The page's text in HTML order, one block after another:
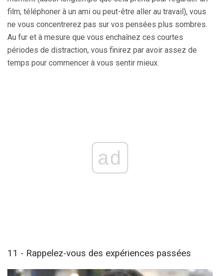
film, téléphoner à un ami ou peut-être aller au travail), vous
ne vous concentrerez pas sur vos pensées plus sombres.
Au fur et à mesure que vous enchaînez ces courtes
périodes de distraction, vous finirez par avoir assez de
temps pour commencer à vous sentir mieux.
ad
11 - Rappelez-vous des expériences passées